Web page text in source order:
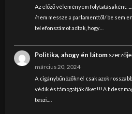
Az előző véleményem folytatásaként:
/nem messze a parlamenttől/ be sem
telefonszámot adtak, hogy…
Politika, ahogy én látomszerzője
március 20, 2024
A cigánybűnözőknél csak azok
védik és támogatják őket!!! A fidesz
teszi.…